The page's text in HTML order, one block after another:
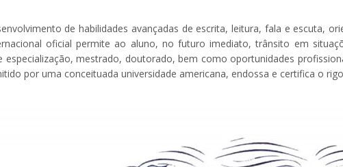
de habilidades avançadas de escrita, leitura, fala e escuta,
oficial permite ao aluno, no futuro imediato, trânsito em
especialização, mestrado, doutorado, bem como oportunidades
por uma conceituada universidade americana, endossa e certifica o